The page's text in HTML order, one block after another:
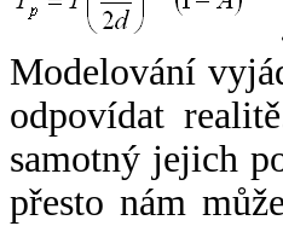
Modelování
odpovídat
samotný jejich
přesto nám